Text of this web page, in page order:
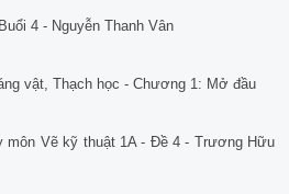
4 - Nguyễn Thanh Vân
vật, Thạch học - Chương 1: Mở đầu
môn Vẽ kỹ thuật 1A - Đề 4 - Trương Hữu